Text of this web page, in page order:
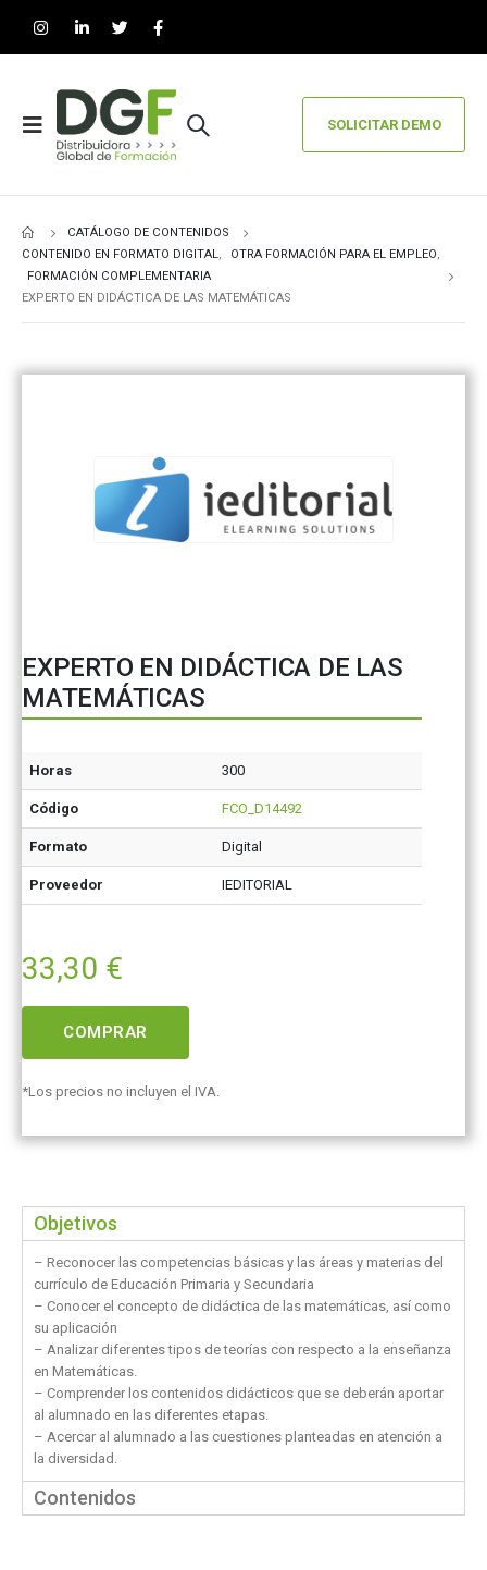
SOLICITAR DEMO
CATÁLOGO DE CONTENIDOS
CONTENIDO EN FORMATO DIGITAL, OTRA FORMACIÓN PARA EL EMPLEO,
FORMACIÓN COMPLEMENTARIA
EXPERTO EN DIDÁCTICA DE LAS MATEMÁTICAS
EXPERTO EN DIDÁCTICA DE LAS
MATEMÁTICAS
Horas 300
Código FCO_D14492
Formato Digital
Proveedor IEDITORIAL
33,30 €
COMPRAR
*Los precios no incluyen el IVA.
Objetivos
– Reconocer las competencias básicas y las áreas y materias del
currículo de Educación Primaria y Secundaria
– Conocer el concepto de didáctica de las matemáticas, así como
su aplicación
– Analizar diferentes tipos de teorías con respecto a la enseñanza
en Matemáticas.
– Comprender los contenidos didácticos que se deberán aportar
al alumnado en las diferentes etapas.
– Acercar al alumnado a las cuestiones planteadas en atención a
la diversidad.
Contenidos